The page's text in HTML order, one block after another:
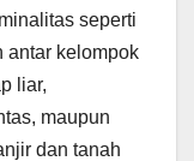
seperti
antar kelompok
liar,
maupun
dan tanah